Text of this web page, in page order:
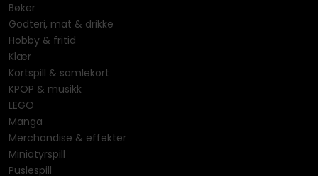
Bøker
Godteri, mat & drikke
Hobby & fritid
Klær
Kortspill & samlekort
KPOP & musikk
LEGO
Manga
Merchandise & effekter
Miniatyrspill
Puslespill